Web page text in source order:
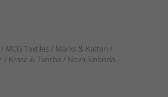
MCG Textiles / Marks & Katten /
/ Krasa & Tvorba / Nova Sloboda